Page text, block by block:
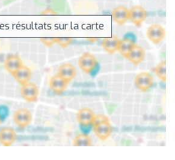
résultats sur la carte